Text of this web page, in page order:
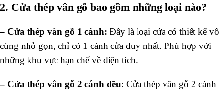
2. Cửa thép vân gỗ bao gồm những loại nào?
– Cửa thép vân gỗ 1 cánh: Đây là loại cửa có thiết kế vô
cùng nhỏ gọn, chỉ có 1 cánh cửa duy nhất. Phù hợp với
những khu vực hạn chế về diện tích.
– Cửa thép vân gỗ 2 cánh đều: Cửa thép vân gỗ 2 cánh